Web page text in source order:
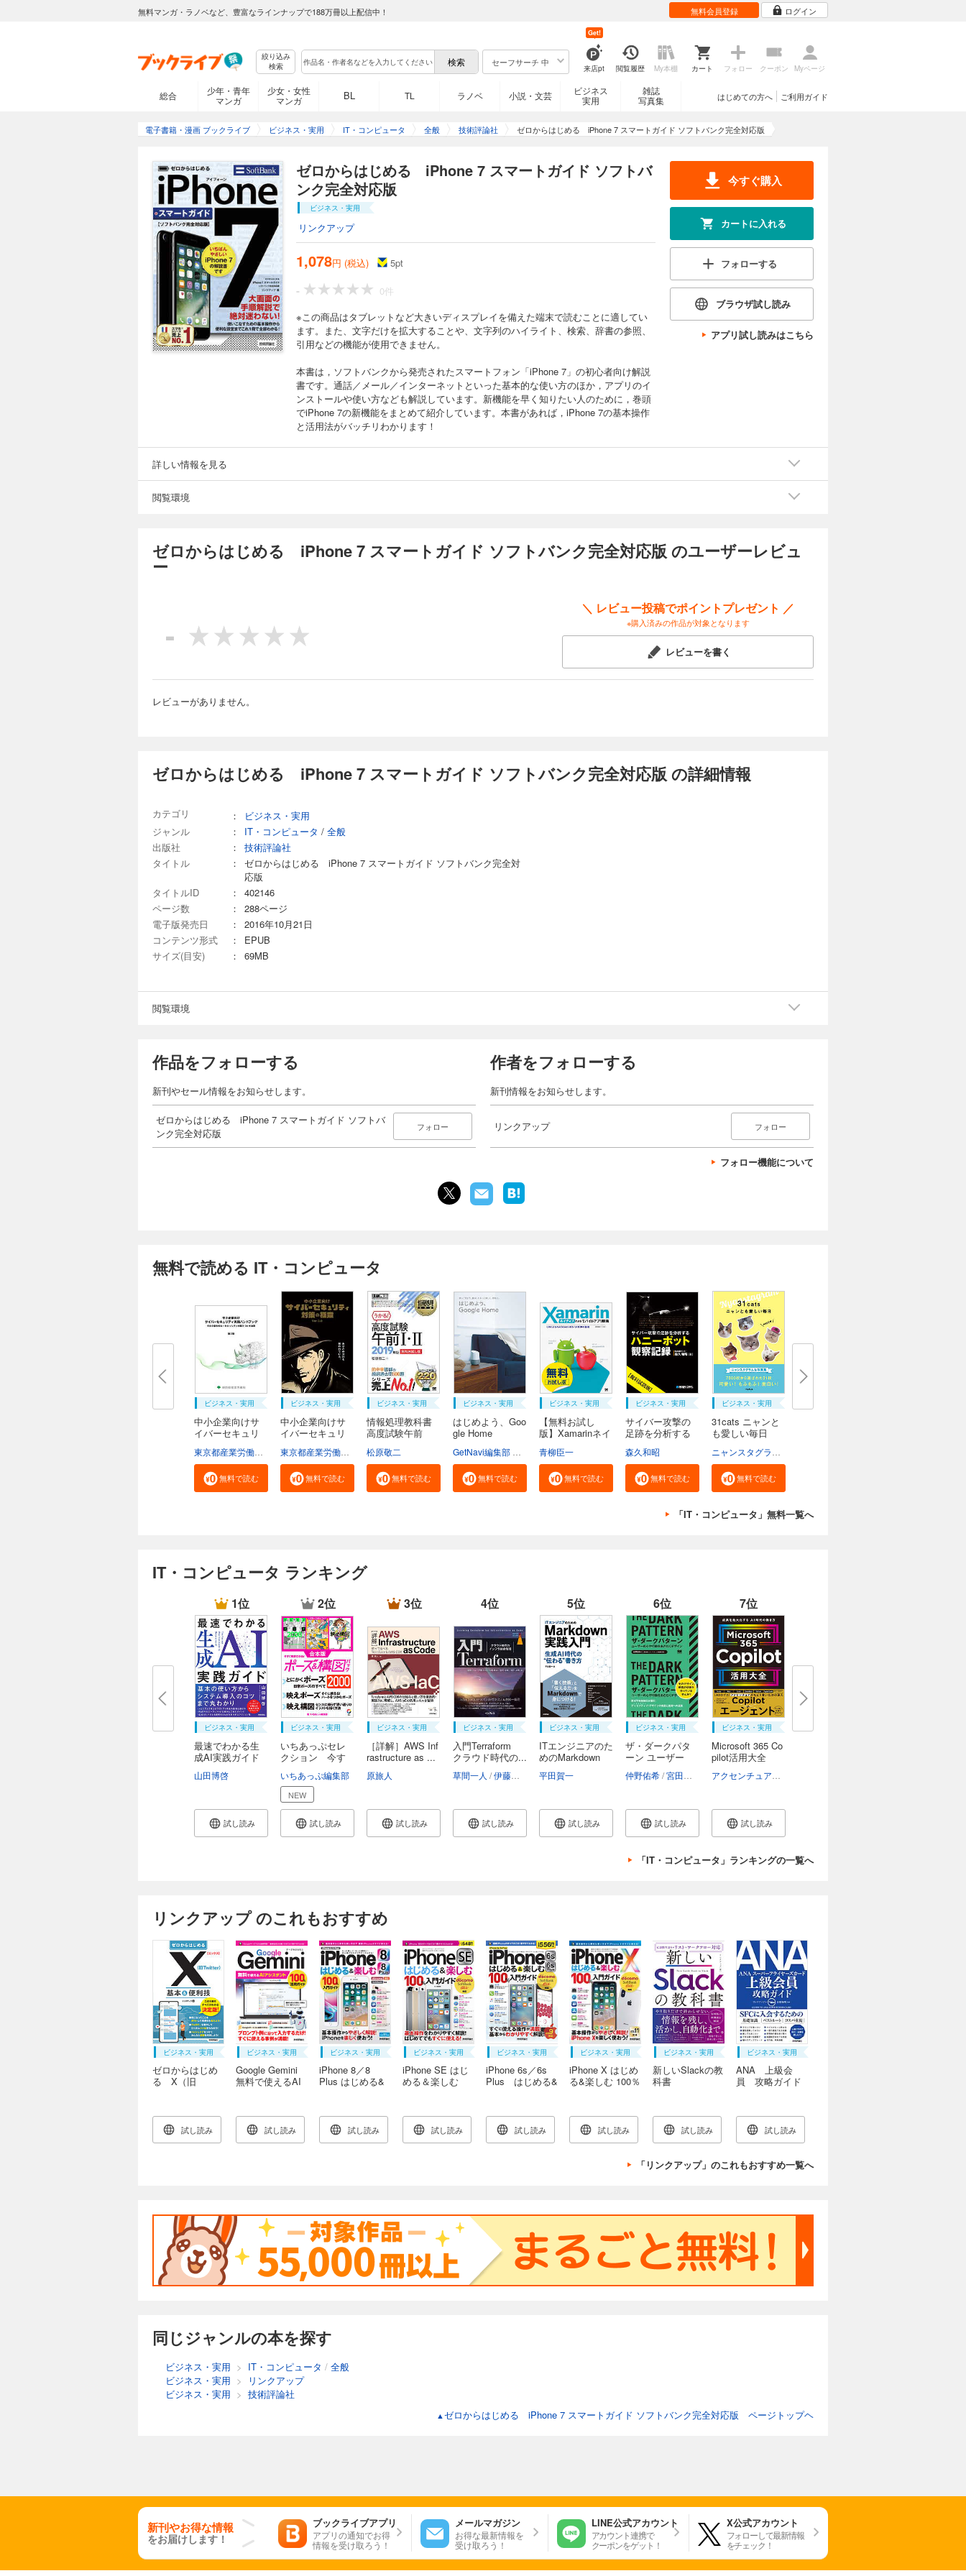
無料マンガ・ラノベなど、豊富なラインナップで188万冊以上配信中！ 無料会員登録 ログイン
絞り込み
検索
セーフサーチ 中
来店pt
Get!
閲覧履歴 My本棚 カート フォロー クーポン Myページ
総合
少年・青年
マンガ
少女・女性
マンガ
BL TL ラノベ 小説・文芸
ビジネス
実用
雑誌
写真集
ご利用ガイド
はじめての方へ
電子書籍・漫画 ブックライブ ビジネス・実用 IT・コンピュータ 全般 技術評論社 ゼロからはじめる iPhone 7 スマートガイド ソフトバンク完全対応版
ゼロからはじめる iPhone 7 スマートガイド ソフトバ
ンク完全対応版
ビジネス・実用
リンクアップ
1,078円 (税込) 5pt
-
0件
※この商品はタブレットなど大きいディスプレイを備えた端末で読むことに適してい
ます。また、文字だけを拡大することや、文字列のハイライト、検索、辞書の参照、
引用などの機能が使用できません。
本書は，ソフトバンクから発売されたスマートフォン「iPhone 7」の初心者向け解説
書です。通話／メール／インターネットといった基本的な使い方のほか，アプリのイ
ンストールや使い方なども解説しています。新機能を早く知りたい人のために，巻頭
でiPhone 7の新機能をまとめて紹介しています。本書があれば，iPhone 7の基本操作
と活用法がバッチリわかります！
今すぐ購入
カートに入れる
フォローする
ブラウザ試し読み
アプリ試し読みはこちら
詳しい情報を見る
閲覧環境
ゼロからはじめる iPhone 7 スマートガイド ソフトバンク完全対応版 のユーザーレビュ
ー
-
＼ レビュー投稿でポイントプレゼント ／
※購入済みの作品が対象となります
レビューを書く
レビューがありません。
ゼロからはじめる iPhone 7 スマートガイド ソフトバンク完全対応版 の詳細情報
カテゴリ ：
ビジネス・実用
ジャンル
： IT・コンピュータ / 全般
出版社
：
技術評論社
タイトル
：
ゼロからはじめる iPhone 7 スマートガイド ソフトバンク完全対
応版
タイトルID
：
402146
ページ数
：
288ページ
電子版発売日
：
2016年10月21日
コンテンツ形式
：
EPUB
サイズ(目安)
： 69MB
閲覧環境
作品をフォローする
新刊やセール情報をお知らせします。
ゼロからはじめる iPhone 7 スマートガイド ソフトバ
ンク完全対応版
フォロー
作者をフォローする
新刊情報をお知らせします。
リンクアップ フォロー
フォロー機能について
無料で読める IT・コンピュータ
ビジネス・実用
中小企業向けサ
イバーセキュリ
無料で読む
ビジネス・実用
中小企業向けサ
イバーセキュリ
無料で読む
ビジネス・実用
情報処理教科書
高度試験午前
松原敬二
無料で読む
ビジネス・実用
はじめよう、Goo
gle Home
無料で読む
ビジネス・実用
【無料お試し
版】Xamarinネイ
青柳臣一
無料で読む
ビジネス・実用
サイバー攻撃の
足跡を分析する
森久和昭
無料で読む
ビジネス・実用
31cats ニャンと
も愛しい毎日
無料で読む
「IT・コンピュータ」無料一覧へ
IT・コンピュータ ランキング
1位
ビジネス・実用
最速でわかる生
成AI実践ガイド
山田博啓
試し読み
2位
ビジネス・実用
いちあっぷセレ
クション 今す
いちあっぷ編集部
NEW
試し読み
3位
ビジネス・実用
［詳解］AWS Inf
rastructure as ...
原旅人
試し読み
4位
ビジネス・実用
入門Terraform
クラウド時代の...
草間一人 伊藤忠司 七尾健太 村田太郎
試し読み
5位
ビジネス・実用
ITエンジニアのた
めのMarkdown
平田賀一
試し読み
6位
ビジネス・実用
ザ・ダークパタ
ーン ユーザー
仲野佑希 宮田宏美 ダークパターンJP編集部
試し読み
7位
ビジネス・実用
Microsoft 365 Co
pilot活用大全
試し読み
「IT・コンピュータ」ランキングの一覧へ
リンクアップ のこれもおすすめ
ビジネス・実用
ゼロからはじめ
る X（旧
試し読み
ビジネス・実用
Google Gemini
無料で使えるAI
試し読み
ビジネス・実用
iPhone 8／8
Plus はじめる&
試し読み
ビジネス・実用
iPhone SE はじ
める＆楽しむ
試し読み
ビジネス・実用
iPhone 6s／6s
Plus はじめる&
試し読み
ビジネス・実用
iPhone X はじめ
る&楽しむ 100％
試し読み
ビジネス・実用
新しいSlackの教
科書
ー対応］
試し読み
ビジネス・実用
ANA 上級会
員 攻略ガイド
試し読み
「リンクアップ」のこれもおすすめ一覧へ
同じジャンルの本を探す
ビジネス・実用 > IT・コンピュータ / 全般
ビジネス・実用 >
リンクアップ
ビジネス・実用 > 技術評論社
▲ゼロからはじめる iPhone 7 スマートガイド ソフトバンク完全対応版 ページトップヘ
新刊やお得な情報
をお届けします！
ブックライブアプリ
アプリの通知でお得
情報を受け取ろう！
メールマガジン
お得な最新情報を
受け取ろう！
LINE公式アカウント
アカウント連携で
クーポンをゲット！
X公式アカウント
フォローして最新情報
をチェック！